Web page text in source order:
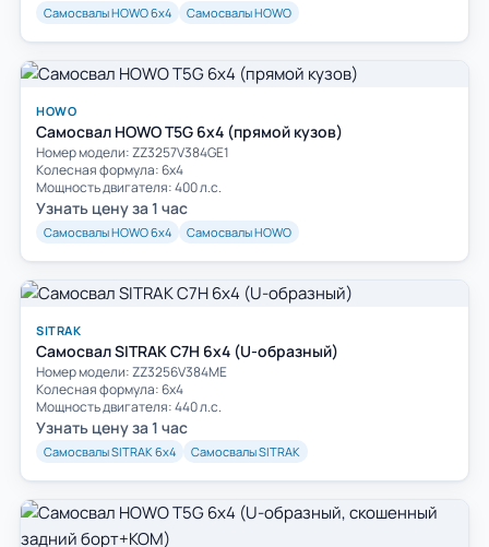
Самосвалы HOWO 6х4 Самосвалы HOWO
HOWO
Самосвал HOWO T5G 6x4 (прямой кузов)
Номер модели: ZZ3257V384GE1
Колесная формула: 6х4
Мощность двигателя: 400 л.с.
Узнать цену за 1 час
Самосвалы HOWO 6х4 Самосвалы HOWO
SITRAK
Самосвал SITRAK C7H 6x4 (U-образный)
Номер модели: ZZ3256V384ME
Колесная формула: 6х4
Мощность двигателя: 440 л.с.
Узнать цену за 1 час
Самосвалы SITRAK 6х4 Самосвалы SITRAK